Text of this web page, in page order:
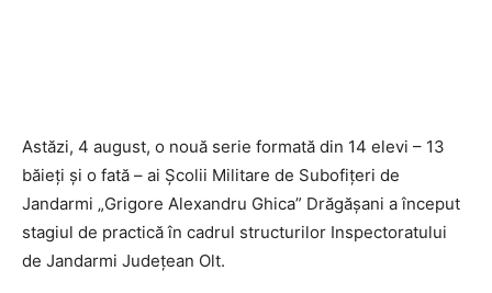
Astăzi, 4 august, o nouă serie formată din 14 elevi – 13
băieți și o fată – ai Școlii Militare de Subofițeri de
Jandarmi „Grigore Alexandru Ghica” Drăgășani a început
stagiul de practică în cadrul structurilor Inspectoratului
de Jandarmi Județean Olt.